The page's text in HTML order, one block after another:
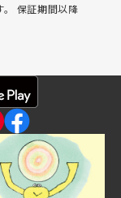
。 保証期間以降